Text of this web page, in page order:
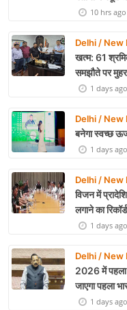
10 hrs ago
Delhi / New
खत्म: 61
समझौते पर मुहर
1 days ago
Delhi / New
बनेगा स्वच्छ
1 days ago
Delhi / New
विजन में
लगाने का रिकॉर्ड
1 days ago
Delhi / New
2026 में पहला
जाएगा पहला
1 days ago